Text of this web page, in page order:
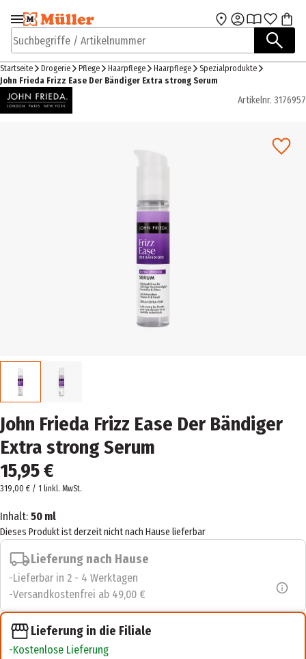
Zur Navigation
springen
Zum Hauptinhalt
Suchbegriffe / Artikelnummer
Startseite Drogerie Pflege Haarpflege Haarpflege
Spezialprodukte
John Frieda Frizz Ease Der Bändiger Extra strong Serum
Artikelnr. 3176957
John Frieda Frizz Ease Der Bändiger
Extra strong Serum
15,95 €
319,00 € / 1 linkl. MwSt.
Inhalt: 50 ml
Dieses Produkt ist derzeit nicht nach Hause lieferbar
Lieferung nach Hause
Lieferbar in 2 - 4 Werktagen
Versandkostenfrei ab 49,00 €
Lieferung in die Filiale
Kostenlose Lieferung